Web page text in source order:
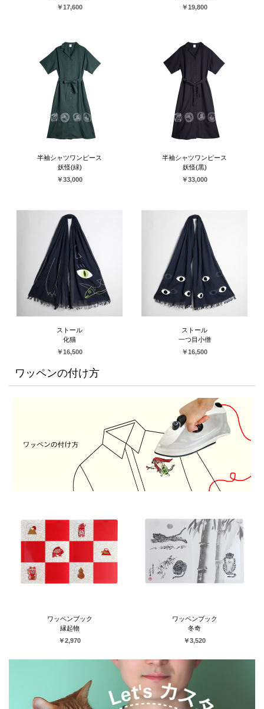
￥17,600
￥19,800
半袖シャツワンピース
妖怪(緑)
￥33,000
半袖シャツワンピース
妖怪(黒)
￥33,000
ストール
化猫
￥16,500
ストール
一つ目小僧
￥16,500
ワッペンの付け方
ワッペンブック
縁起物
￥2,970
ワッペンブック
冬奇
￥3,520